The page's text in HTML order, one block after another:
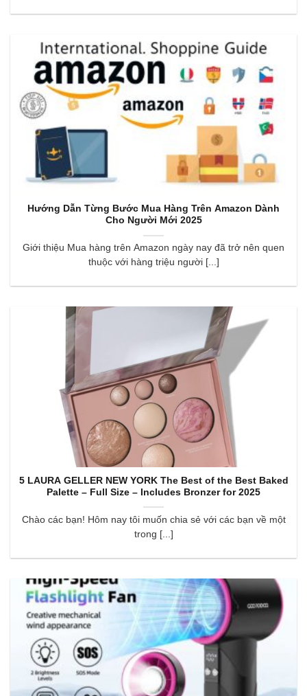
Hướng Dẫn Từng Bước Mua Hàng Trên Amazon Dành
Cho Người Mới 2025
Giới thiệu Mua hàng trên Amazon ngày nay đã trở nên quen
thuộc với hàng triệu người [...]
5 LAURA GELLER NEW YORK The Best of the Best Baked
Palette – Full Size – Includes Bronzer for 2025
Chào các bạn! Hôm nay tôi muốn chia sẻ với các bạn về một
trong [...]